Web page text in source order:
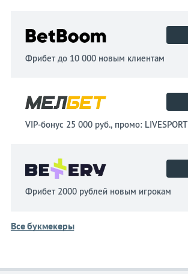
Фрибет до 10 000 новым клиентам
VIP-бонус 25 000 руб., промо: LIVESPORT
Фрибет 2000 рублей новым игрокам
Все букмекеры